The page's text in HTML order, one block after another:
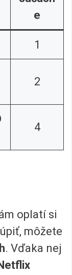
e
1
2
4
oplatí si
môžete
. Vďaka nej